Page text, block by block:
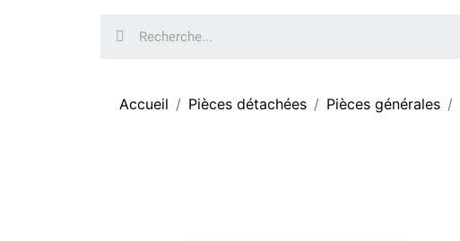
Accueil Pièces détachées Pièces générales